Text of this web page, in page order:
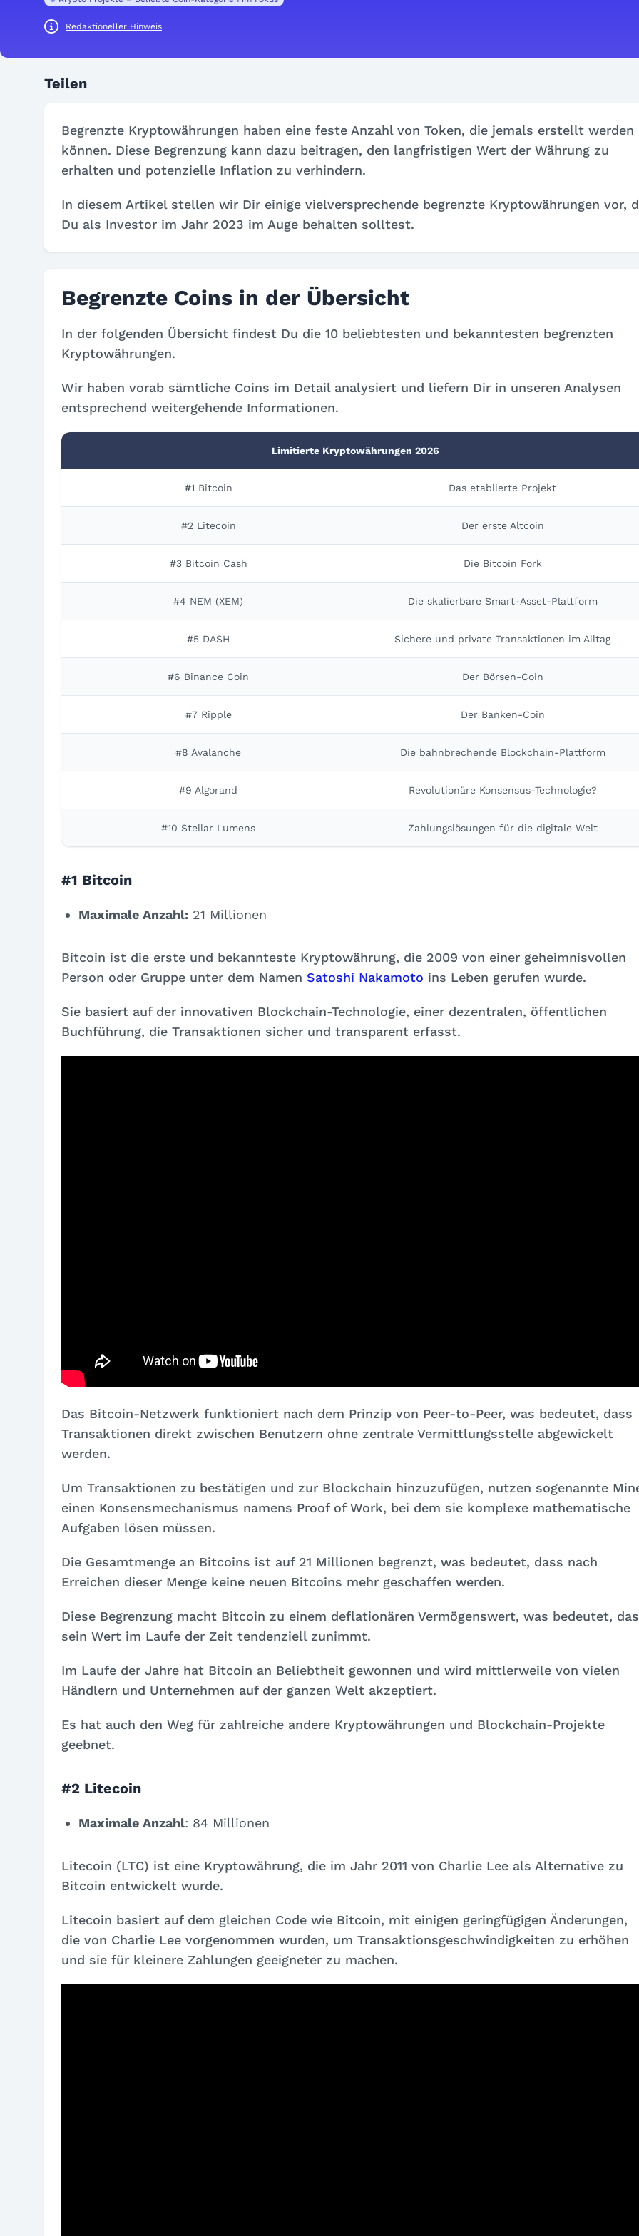
Redaktioneller Hinweis
Teilen
Begrenzte Kryptowährungen haben eine feste Anzahl von Token, die jemals erstellt werden
können. Diese Begrenzung kann dazu beitragen, den langfristigen Wert der Währung zu
erhalten und potenzielle Inflation zu verhindern.
In diesem Artikel stellen wir Dir einige vielversprechende begrenzte Kryptowährungen vor,
Du als Investor im Jahr 2023 im Auge behalten solltest.
Begrenzte Coins in der Übersicht
In der folgenden Übersicht findest Du die 10 beliebtesten und bekanntesten begrenzten
Kryptowährungen.
Wir haben vorab sämtliche Coins im Detail analysiert und liefern Dir in unseren Analysen
entsprechend weitergehende Informationen.
Limitierte Kryptowährungen 2026
#1 Bitcoin Das etablierte Projekt
#2 Litecoin Der erste Altcoin
#3 Bitcoin Cash Die Bitcoin Fork
#4 NEM (XEM) Die skalierbare Smart-Asset-Plattform
#5 DASH Sichere und private Transaktionen im Alltag
#6 Binance Coin Der Börsen-Coin
#7 Ripple Der Banken-Coin
#8 Avalanche Die bahnbrechende Blockchain-Plattform
#9 Algorand Revolutionäre Konsensus-Technologie?
#10 Stellar Lumens Zahlungslösungen für die digitale Welt
#1 Bitcoin
Maximale Anzahl: 21 Millionen
Bitcoin ist die erste und bekannteste Kryptowährung, die 2009 von einer geheimnisvollen
Person oder Gruppe unter dem Namen Satoshi Nakamoto ins Leben gerufen wurde.
Sie basiert auf der innovativen Blockchain-Technologie, einer dezentralen, öffentlichen
Buchführung, die Transaktionen sicher und transparent erfasst.
Das Bitcoin-Netzwerk funktioniert nach dem Prinzip von Peer-to-Peer, was bedeutet, dass
Transaktionen direkt zwischen Benutzern ohne zentrale Vermittlungsstelle abgewickelt
werden.
Um Transaktionen zu bestätigen und zur Blockchain hinzuzufügen, nutzen sogenannte
einen Konsensmechanismus namens Proof of Work, bei dem sie komplexe mathematische
Aufgaben lösen müssen.
Die Gesamtmenge an Bitcoins ist auf 21 Millionen begrenzt, was bedeutet, dass nach
Erreichen dieser Menge keine neuen Bitcoins mehr geschaffen werden.
Diese Begrenzung macht Bitcoin zu einem deflationären Vermögenswert, was bedeutet,
sein Wert im Laufe der Zeit tendenziell zunimmt.
Im Laufe der Jahre hat Bitcoin an Beliebtheit gewonnen und wird mittlerweile von vielen
Händlern und Unternehmen auf der ganzen Welt akzeptiert.
Es hat auch den Weg für zahlreiche andere Kryptowährungen und Blockchain-Projekte
geebnet.
#2 Litecoin
Maximale Anzahl: 84 Millionen
Litecoin (LTC) ist eine Kryptowährung, die im Jahr 2011 von Charlie Lee als Alternative zu
Bitcoin entwickelt wurde.
Litecoin basiert auf dem gleichen Code wie Bitcoin, mit einigen geringfügigen Änderungen,
die von Charlie Lee vorgenommen wurden, um Transaktionsgeschwindigkeiten zu erhöhen
und sie für kleinere Zahlungen geeigneter zu machen.